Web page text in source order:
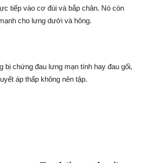
tiếp vào cơ đùi và bắp chân. Nó còn
cho lưng dưới và hông.
bị chứng đau lưng mạn tính hay đau gối,
áp thấp không nên tập.